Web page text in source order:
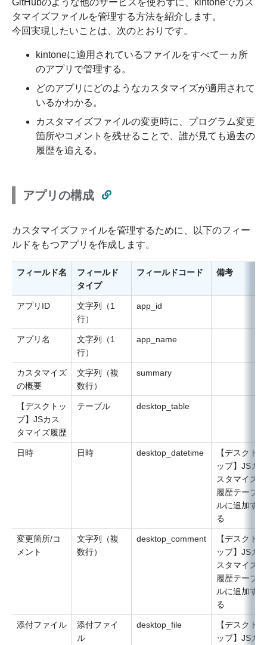
タマイズファイルを管理する方法を紹介します。
今回実現したいことは、次のとおりです。
kintoneに適用されているファイルをすべて一ヵ所
のアプリで管理する。
どのアプリにどのようなカスタマイズが適用されて
いるかわかる。
カスタマイズファイルの変更時に、プログラム変更
箇所やコメントを残せることで、誰が見ても過去の
履歴を追える。
アプリの構成
カスタマイズファイルを管理するために、以下のフィー
ルドをもつアプリを作成します。
フィールド名
フィールド
タイプ
フィールドコード 備考
アプリID
文字列（1
行）
app_id
アプリ名
文字列（1
行）
app_name
カスタマイズ
の概要
文字列（複
数行）
summary
【デスクトッ
プ】JSカス
タマイズ履歴
テーブル desktop_table
日時 日時 desktop_datetime
【デスクト
ップ】JSカ
スタマイズ
履歴テーブ
ルに追加す
る
変更箇所/コ
メント
文字列（複
数行）
desktop_comment
【デスクト
ップ】JSカ
スタマイズ
履歴テーブ
ルに追加す
る
添付ファイル
添付ファイ
ル
desktop_file
【デスクト
ップ】JSカ